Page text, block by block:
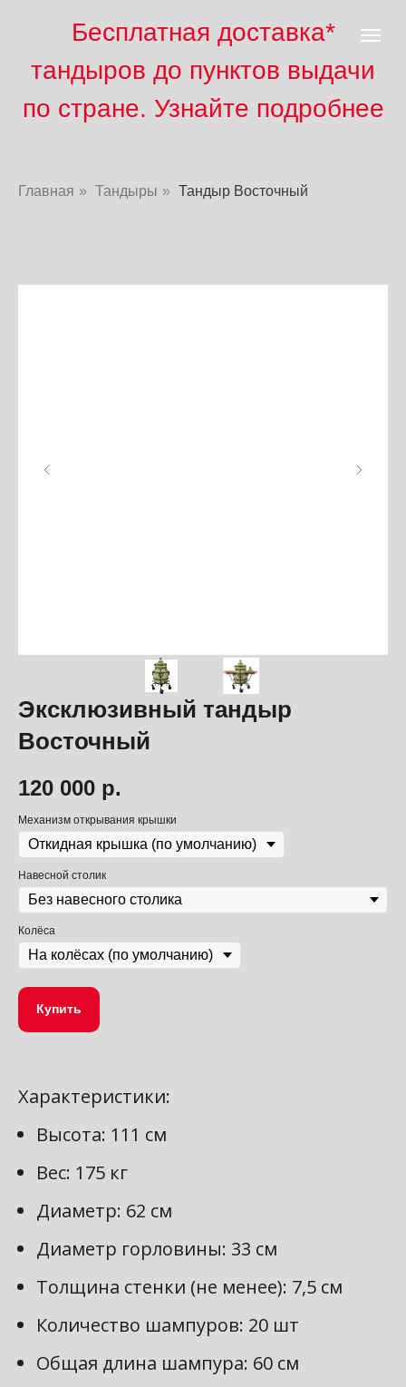
Бесплатная доставка*
тандыров до пунктов выдачи
по стране. Узнайте подробнее
Главная » Тандыры » Тандыр Восточный
Эксклюзивный тандыр
Восточный
120 000 р.
Механизм открывания крышки
Навесной столик
Колёса
Купить
Характеристики:
Высота: 111 см
Вес: 175 кг
Диаметр: 62 см
Диаметр горловины: 33 см
Толщина стенки (не менее): 7,5 см
Количество шампуров: 20 шт
Общая длина шампура: 60 см